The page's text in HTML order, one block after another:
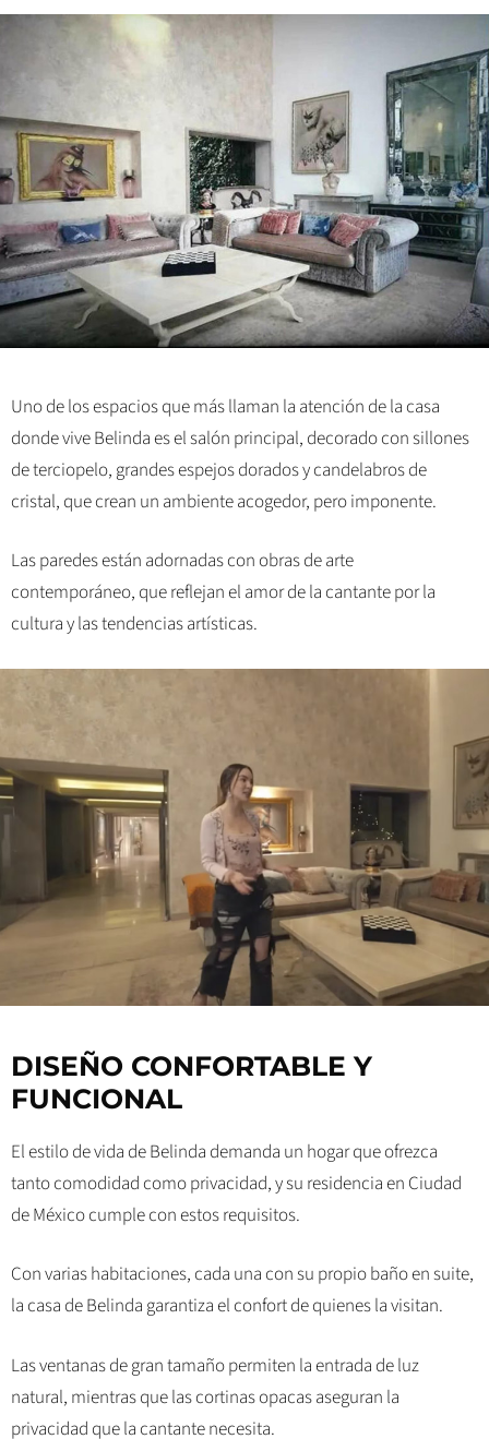
Uno de los espacios que más llaman la atención de la casa
donde vive Belinda es el salón principal, decorado con sillones
de terciopelo, grandes espejos dorados y candelabros de
cristal, que crean un ambiente acogedor, pero imponente.
Las paredes están adornadas con obras de arte
contemporáneo, que reflejan el amor de la cantante por la
cultura y las tendencias artísticas.
DISEÑO CONFORTABLE Y
FUNCIONAL
El estilo de vida de Belinda demanda un hogar que ofrezca
tanto comodidad como privacidad, y su residencia en Ciudad
de México cumple con estos requisitos.
Con varias habitaciones, cada una con su propio baño en suite,
la casa de Belinda garantiza el confort de quienes la visitan.
Las ventanas de gran tamaño permiten la entrada de luz
natural, mientras que las cortinas opacas aseguran la
privacidad que la cantante necesita.